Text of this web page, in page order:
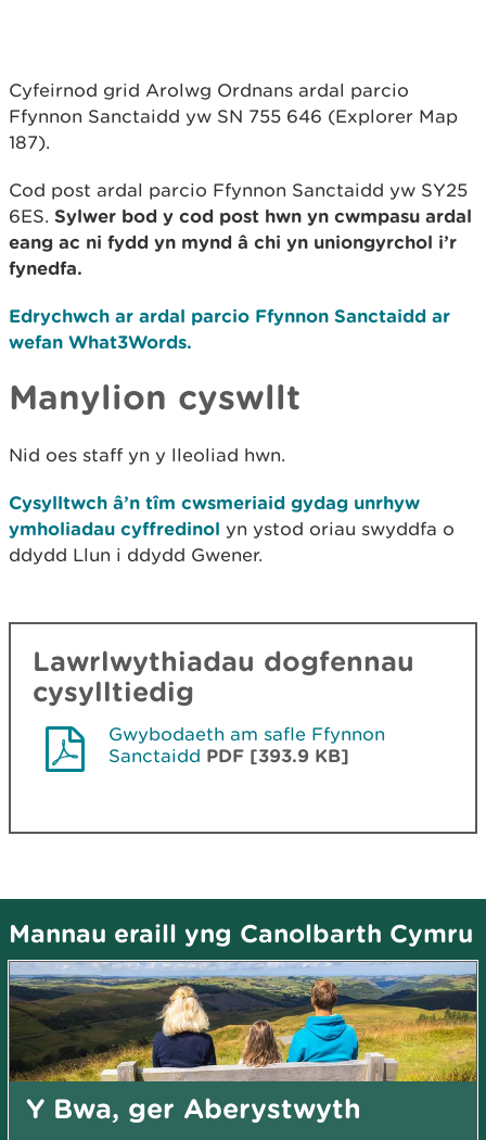
Cyfeirnod grid Arolwg Ordnans ardal parcio
Ffynnon Sanctaidd yw SN 755 646 (Explorer Map
187).
Cod post ardal parcio Ffynnon Sanctaidd yw SY25
6ES. Sylwer bod y cod post hwn yn cwmpasu ardal
eang ac ni fydd yn mynd â chi yn uniongyrchol i’r
fynedfa.
Edrychwch ar ardal parcio Ffynnon Sanctaidd ar
wefan What3Words.
Manylion cyswllt
Nid oes staff yn y lleoliad hwn.
Cysylltwch â’n tîm cwsmeriaid gydag unrhyw
ymholiadau cyffredinol yn ystod oriau swyddfa o
ddydd Llun i ddydd Gwener.
Lawrlwythiadau dogfennau
cysylltiedig
Gwybodaeth am safle Ffynnon
Sanctaidd PDF [393.9 KB]
Mannau eraill yng Canolbarth Cymru
Y Bwa, ger Aberystwyth